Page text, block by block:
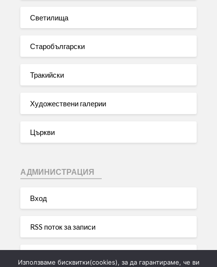
Светилища
Старобългарски
Тракийски
Художествени галерии
Църкви
АДМИНИСТРАЦИЯ
Вход
RSS поток за записи
Използваме бисквитки(cookies), за да гарантираме, че ви